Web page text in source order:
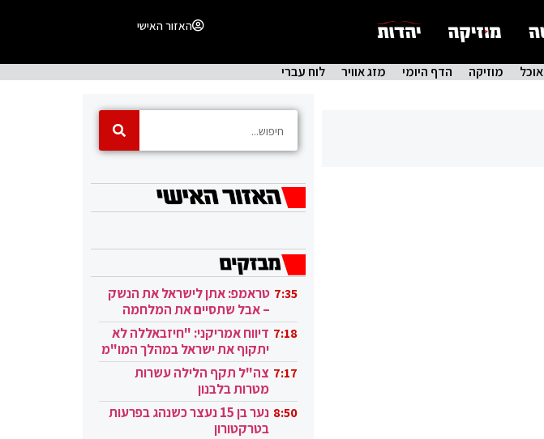
האזור האישי
אוכל מוזיקה הדף היומי מזג אוויר לוח עברי
7:35 טראמפ: אתן לישראל את הנשק
– אבל שתסיים את המלחמה
בעזה 7:18 דיווח אמריקני: "חיזבאללה לא
יתקוף את ישראל במהלך המו"מ
בקטאר" 7:17 צה"ל תקף הלילה עשרות
מטרות בלבנון
8:50
נער בן 15 נעצר כשנהג בפרעות
בטרקטורון